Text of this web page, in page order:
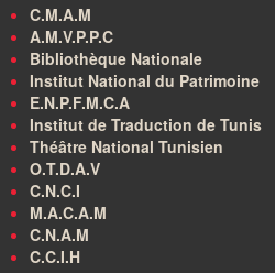
C.M.A.M
A.M.V.P.P.C
Bibliothèque Nationale
Institut National du Patrimoine
E.N.P.F.M.C.A
Institut de Traduction de Tunis
Théâtre National Tunisien
O.T.D.A.V
C.N.C.I
M.A.C.A.M
C.N.A.M
C.C.I.H